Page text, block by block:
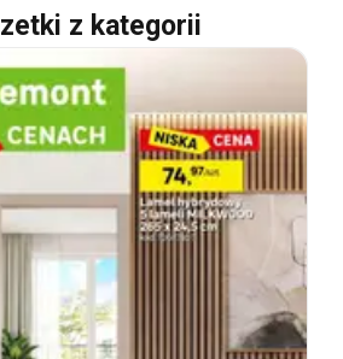
z kategorii